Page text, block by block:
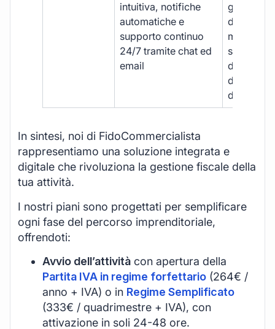
intuitiva, notifiche
automatiche e
supporto continuo
24/7 tramite chat ed
email
gestione
manuale,
supporto
durante
d’ufficio.
In sintesi, noi di FidoCommercialista
rappresentiamo una soluzione integrata e
digitale che rivoluziona la gestione fiscale della
tua attività.
I nostri piani sono progettati per semplificare
ogni fase del percorso imprenditoriale,
offrendoti:
Avvio dell’attività con apertura della
Partita IVA in regime forfettario (264€ /
anno + IVA) o in Regime Semplificato
(333€ / quadrimestre + IVA), con
attivazione in soli 24-48 ore.